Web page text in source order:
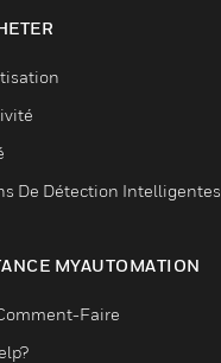
De Détection Intelligentes
MYAUTOMATION
Faire